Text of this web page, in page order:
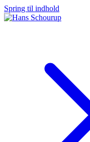
Spring til indhold